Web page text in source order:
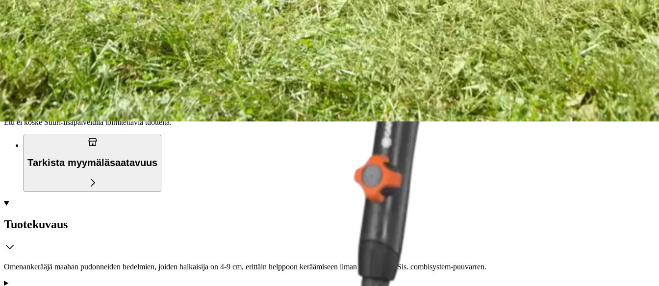
Verkkokaupan hinta
Valitse toimitustapa
Nouto myymälästä
Ilmainen
Siirry valitsemaan myymälä
Toimitus
Ei saatavilla
Ilmainen toimitus yli 100 €:n tilauksille Postin pakettiautomaattiin tai palvelupisteeseen!
Etu ei koske Suuri‑lisäpalvelulla toimitettavia tuotteita.
Tarkista myymäläsaatavuus
Tuotekuvaus
Omenankerääjä maahan pudonneiden hedelmien, joiden halkaisija on 4-9 cm, erittäin helppoon keräämiseen ilman kumartelua. Sis. combisystem-puuvarren.